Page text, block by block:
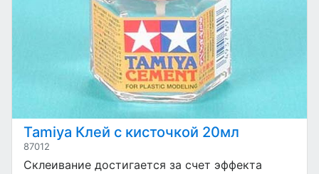
Tamiya Клей с кисточкой 20мл
87012
Склеивание достигается за счет эффекта